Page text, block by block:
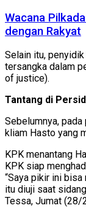
Wacana
dengan Rakyat
Selain itu,
tersangka dalam
of justice).
Tantang di
Sebelumnya, pada
kliam Hasto yang
KPK menantang
KPK siap
“Saya pikir ini
itu diuji saat
Tessa, Jumat (28/